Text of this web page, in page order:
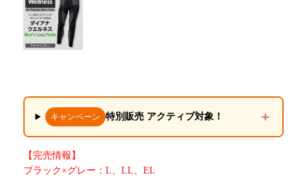
キャンペーン 特別販売 アクティブ対象！ ＋
【完売情報】
ブラック×グレー：L、LL、EL